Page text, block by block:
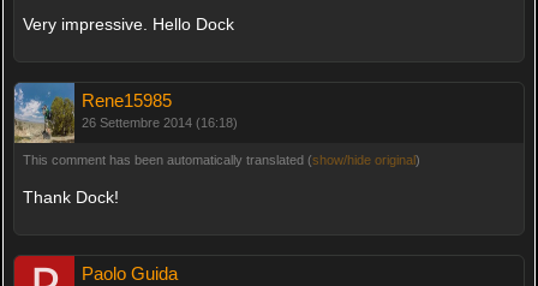
Very impressive. Hello Dock
Rene15985
26 Settembre 2014 (16:18)
This comment has been automatically translated (show/hide original)
Thank Dock!
Paolo Guida